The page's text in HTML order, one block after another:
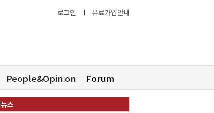
로그인 I 유료가입안내
People&Opinion Forum